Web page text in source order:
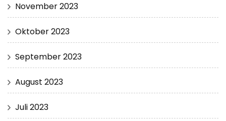
November 2023
Oktober 2023
September 2023
August 2023
Juli 2023